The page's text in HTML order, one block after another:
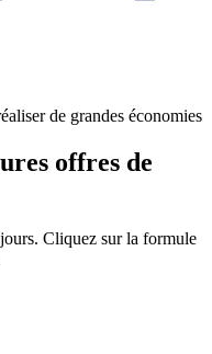
de grandes économies
offres de
Cliquez sur la formule